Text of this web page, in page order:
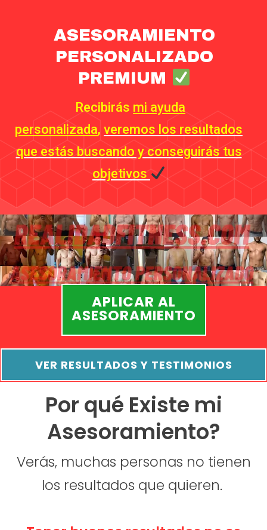
ASESORAMIENTO
PERSONALIZADO
PREMIUM
Recibirás mi ayuda
personalizada, veremos los resultados
que estás buscando y conseguirás tus
objetivos
APLICAR AL
ASESORAMIENTO
VER RESULTADOS Y TESTIMONIOS
Por qué Existe mi
Asesoramiento?
Verás, muchas personas no tienen
los resultados que quieren.